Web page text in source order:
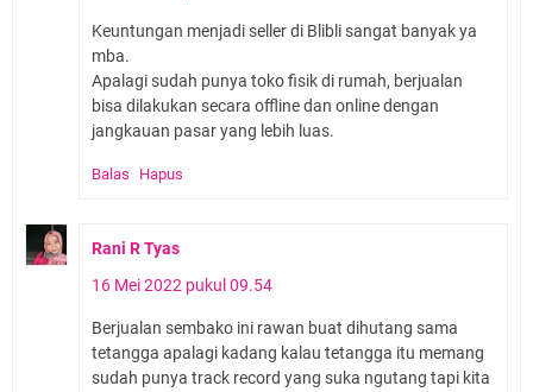
Keuntungan menjadi seller di Blibli sangat banyak ya
mba.
Apalagi sudah punya toko fisik di rumah, berjualan
bisa dilakukan secara offline dan online dengan
jangkauan pasar yang lebih luas.
Balas Hapus
Rani R Tyas
16 Mei 2022 pukul 09.54
Berjualan sembako ini rawan buat dihutang sama
tetangga apalagi kadang kalau tetangga itu memang
sudah punya track record yang suka ngutang tapi kita